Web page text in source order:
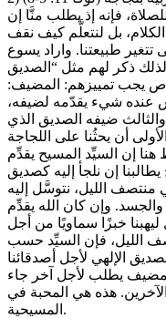
فإنه إذ يطلب منَّا إن
بل لنتعلَّم كيف نقف
طبيعتنا. واراد يسوع
لذلك ذكر لهم مثل “الصديق
ثلاثة اشخاص يجب تمييزهم: المضيف:
عنده شيء يقدّمه لضيفه،
والثالث ضيفه الصديق الذي
أن يحثُنا على اللجاجة
هنا إن السيِّد المسيح يقدِّم
إن نلجأ إليه كصديق
الليل، نتوسَّل إليه
وإن كان الله يقدِّم
خبزًا سماويًا من أجل
الليل، فإن السيِّد حسب
الإلهي لأجل أصدقائنا
يطلب لأجل آخر جاء
هذه هي المحبة في
المسيحية.